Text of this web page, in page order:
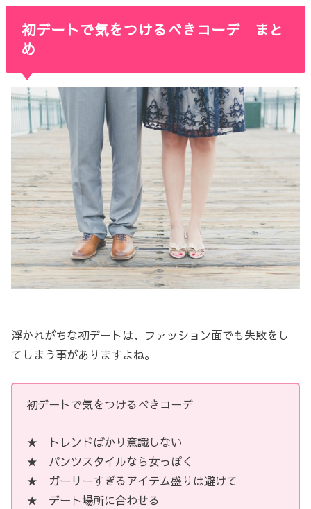
初デートで気をつけるべきコーデ まと
め
浮かれがちな初デートは、ファッション面でも失敗をし
てしまう事がありますよね。
初デートで気をつけるべきコーデ
★ トレンドばかり意識しない
★ パンツスタイルなら女っぽく
★ ガーリーすぎるアイテム盛りは避けて
★ デート場所に合わせる